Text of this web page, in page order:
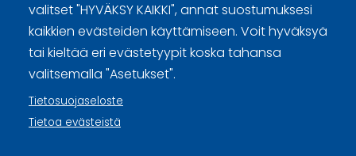
valitset "HYVÄKSY KAIKKI", annat suostumuksesi
kaikkien evästeiden käyttämiseen. Voit hyväksyä
tai kieltää eri evästetyypit koska tahansa
valitsemalla "Asetukset".
Tietosuojaseloste
Tietoa evästeistä
Sivuston käyttöehdot ja sisällön käyttöoikeudet
Tietosuojaselosteet
Tietoa evästeistä
Evästeasetukset